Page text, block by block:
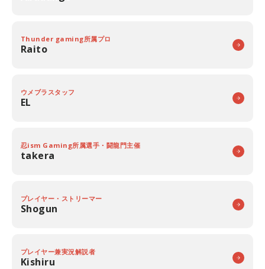
Thunder gaming所属プロ
Raito
ウメブラスタッフ
EL
忍ism Gaming所属選手・闘龍門主催
takera
プレイヤー・ストリーマー
Shogun
プレイヤー兼実況解説者
Kishiru